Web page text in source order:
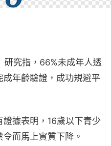
研究指，66%未成年人透
年齡驗證，成功規避平
據表明，16歲以下青少
而馬上實質下降。